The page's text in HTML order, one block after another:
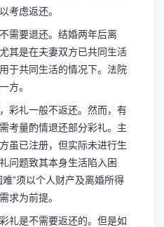
考虑返还。
需要退还。结婚两年后离
其是在夫妻双方已共同生活
于共同生活的情况下。法院
方。
彩礼一般不返还。然而，有
考量酌情退还部分彩礼。主
虽已注册，但实际未进行生
问题致其本身生活陷入困
”须以个人财产及离婚所得
求为前提。
礼是不需要返还的。但是如